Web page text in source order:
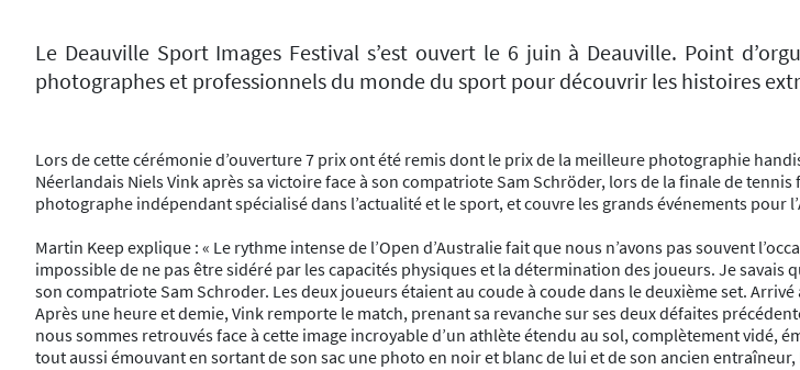
Le Deauville Sport Images Festival s’est ouvert le 6 juin à Deauville. Point
photographes et professionnels du monde du sport pour découvrir les histoires
Lors de cette cérémonie d’ouverture 7 prix ont été remis dont le prix de la meilleure photographie
Néerlandais Niels Vink après sa victoire face à son compatriote Sam Schröder, lors de la finale de
photographe indépendant spécialisé dans l’actualité et le sport, et couvre les grands événements pour
Martin Keep explique : « Le rythme intense de l’Open d’Australie fait que nous n’avons pas souvent
impossible de ne pas être sidéré par les capacités physiques et la détermination des joueurs. Je savais
son compatriote Sam Schroder. Les deux joueurs étaient au coude à coude dans le deuxième set.
Après une heure et demie, Vink remporte le match, prenant sa revanche sur ses deux défaites
nous sommes retrouvés face à cette image incroyable d’un athlète étendu au sol, complètement
tout aussi émouvant en sortant de son sac une photo en noir et blanc de lui et de son ancien